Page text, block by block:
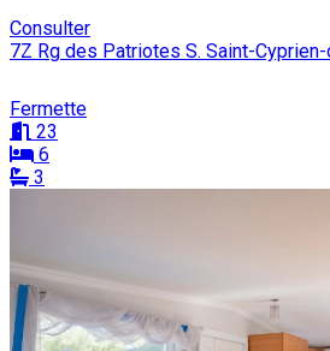
Consulter
7Z Rg des Patriotes S. Saint-
Fermette
23
6
3